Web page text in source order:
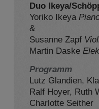
Duo Ikeya/
Yoriko Ikeya
&
Susanne Zapf
Martin Daske
Programm
Lutz Glandien,
Ralf Hoyer, Ruth
Charlotte Seither